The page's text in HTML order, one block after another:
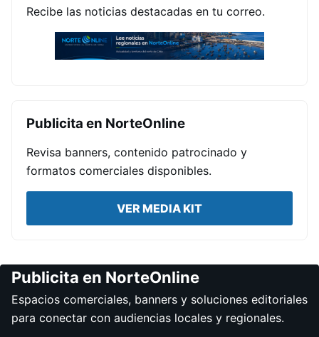
Recibe las noticias destacadas en tu correo.
Publicita en NorteOnline
Revisa banners, contenido patrocinado y
formatos comerciales disponibles.
VER MEDIA KIT
Publicita en NorteOnline
Espacios comerciales, banners y soluciones editoriales
para conectar con audiencias locales y regionales.